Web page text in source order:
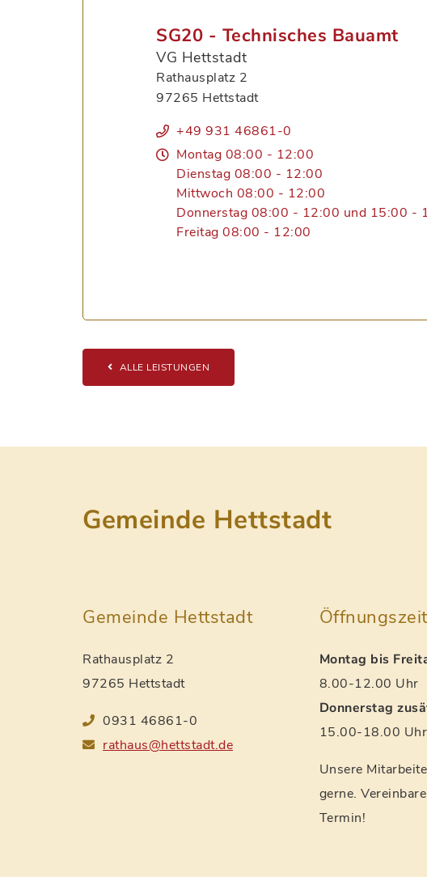
SG20 - Technisches Bauamt
VG Hettstadt
Rathausplatz 2
97265 Hettstadt
+49 931 46861-0
Montag 08:00 - 12:00
Dienstag 08:00 - 12:00
Mittwoch 08:00 - 12:00
Donnerstag 08:00 - 12:00 und 15:00 -
Freitag 08:00 - 12:00
ALLE LEISTUNGEN
Gemeinde Hettstadt
Gemeinde Hettstadt
Rathausplatz 2
97265 Hettstadt
0931 46861-0
rathaus@hettstadt.de
Montag bis
8.00-12.00 Uhr
Donnerstag
15.00-18.00 Uhr
Unsere
gerne.
Termin!